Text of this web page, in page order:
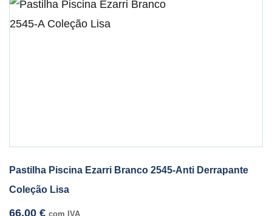
Pastilha Piscina Ezarri Branco 2545-Anti Derrapante
Coleção Lisa
66,00 € com IVA